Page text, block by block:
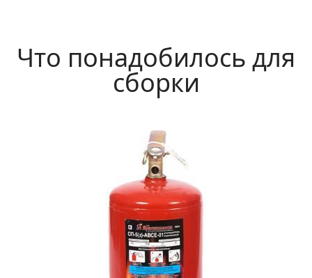
Что понадобилось для
сборки